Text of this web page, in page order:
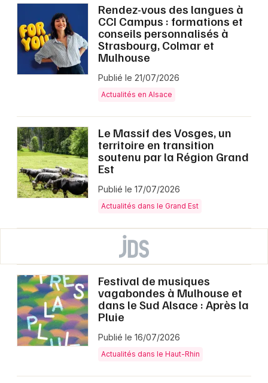
Rendez-vous des langues à
CCI Campus : formations et
conseils personnalisés à
Strasbourg, Colmar et
Mulhouse
Publié le 21/07/2026
Actualités en Alsace
Le Massif des Vosges, un
territoire en transition
soutenu par la Région Grand
Est
Publié le 17/07/2026
Actualités dans le Grand Est
Festival de musiques
vagabondes à Mulhouse et
dans le Sud Alsace : Après la
Pluie
Publié le 16/07/2026
Actualités dans le Haut-Rhin